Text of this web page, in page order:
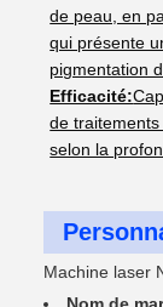
de peau, en
qui présente
pigmentation
Efficacité:
de
selon la
Machine laser
Nom de